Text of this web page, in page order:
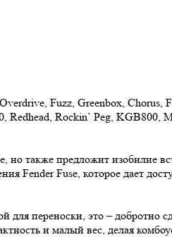
Fuzz, Greenbox, Chorus,
Redhead, Rockin` Peg,
но также предложит изобилие
Fender Fuse, которое дает
переноски, это – добротно
и малый вес, делая